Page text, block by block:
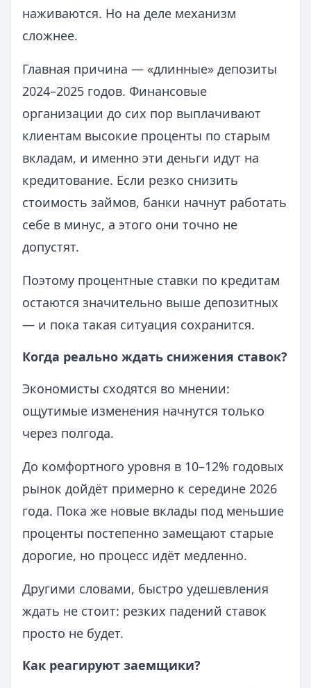
наживаются. Но на деле механизм
сложнее.
Главная причина — «длинные» депозиты
2024–2025 годов. Финансовые
организации до сих пор выплачивают
клиентам высокие проценты по старым
вкладам, и именно эти деньги идут на
кредитование. Если резко снизить
стоимость займов, банки начнут работать
себе в минус, а этого они точно не
допустят.
Поэтому процентные ставки по кредитам
остаются значительно выше депозитных
— и пока такая ситуация сохранится.
Когда реально ждать снижения ставок?
Экономисты сходятся во мнении:
ощутимые изменения начнутся только
через полгода.
До комфортного уровня в 10–12% годовых
рынок дойдёт примерно к середине 2026
года. Пока же новые вклады под меньшие
проценты постепенно замещают старые
дорогие, но процесс идёт медленно.
Другими словами, быстро удешевления
ждать не стоит: резких падений ставок
просто не будет.
Как реагируют заемщики?